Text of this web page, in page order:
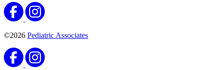
©2026 Pediatric Associates